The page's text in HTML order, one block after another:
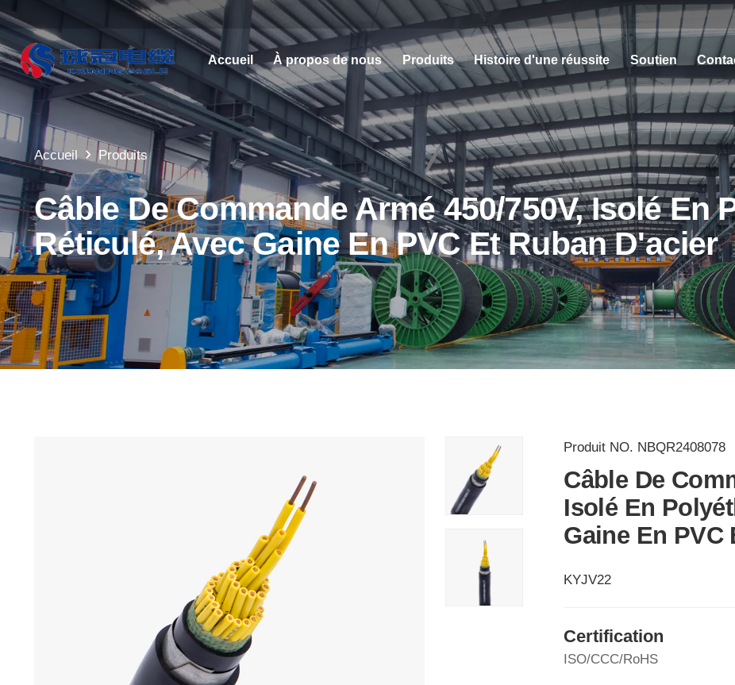
Accueil À propos de nous Produits Histoire d'une réussite Soutien
Accueil Produits
Câble De Commande Armé 450/750V, Isolé En
Réticulé, Avec Gaine En PVC Et Ruban D'acier
Produit NO. NBQR2408078
Câble De
Isolé En
Gaine En PVC
KYJV22
Certification
ISO/CCC/RoHS